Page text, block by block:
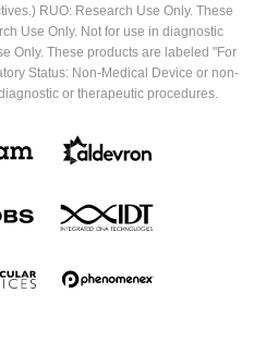
RUO: Research Use Only. These
Use Only. Not for use in diagnostic
Only. These products are labeled "For
Status: Non-Medical Device or non-
or therapeutic procedures.